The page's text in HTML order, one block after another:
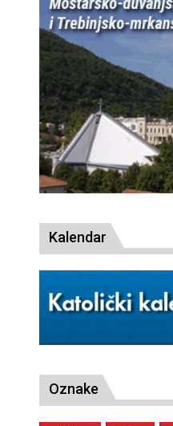
Kalendar
Oznake